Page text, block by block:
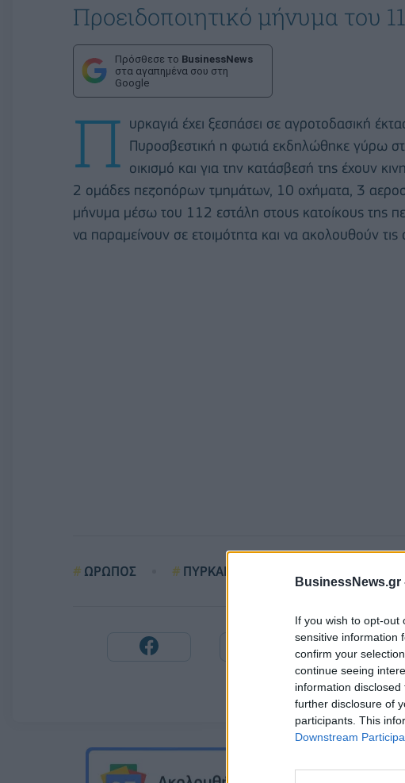
BusinessNews.gr
If you wish to opt-out
sensitive information
confirm your
continue seeing
information
further disclosure of
participants. This
Downstream
Προειδοποιητικό μήνυμα του
Πρόσθεσε το BusinessNews
στα αγαπημένα σου στη
Google
Π υρκαγιά έχει ξεσπάσει σε αγροτοδασική
Πυροσβεστική η φωτιά εκδηλώθηκε γύρω
οικισμό και για την κατάσβεσή της έχουν
2 ομάδες πεζοπόρων τμημάτων, 10 οχήματα, 3
μήνυμα μέσω του 112 εστάλη στους κατοίκους της
να παραμείνουν σε ετοιμότητα και να ακολουθούν
ΩΡΩΠΟΣ ΠΥΡΚΑΓΙΑ